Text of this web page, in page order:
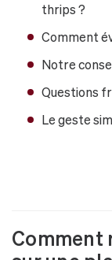
thrips ?
Comment
Notre
Questions
Le geste
Comment